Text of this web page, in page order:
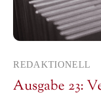
REDAKTIONELL
Ausgabe 23: